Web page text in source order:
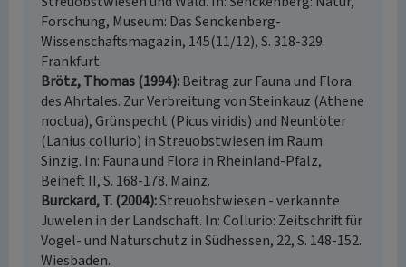
Forschung, Museum: Das Senckenberg-
Wissenschaftsmagazin, 145(11/12), S. 318-329.
Frankfurt.
Brötz, Thomas (1994) Beitrag zur Fauna und Flora
des Ahrtales. Zur Verbreitung von Steinkauz (Athene
noctua), Grünspecht (Picus viridis) und Neuntöter
(Lanius collurio) in Streuobstwiesen im Raum
Sinzig. In: Fauna und Flora in Rheinland-Pfalz,
Beiheft II, S. 168-178. Mainz.
Burckard, T. (2004) Streuobstwiesen - verkannte
Juwelen in der Landschaft. In: Collurio: Zeitschrift für
Vogel- und Naturschutz in Südhessen, 22, S. 148-152.
Wiesbaden.